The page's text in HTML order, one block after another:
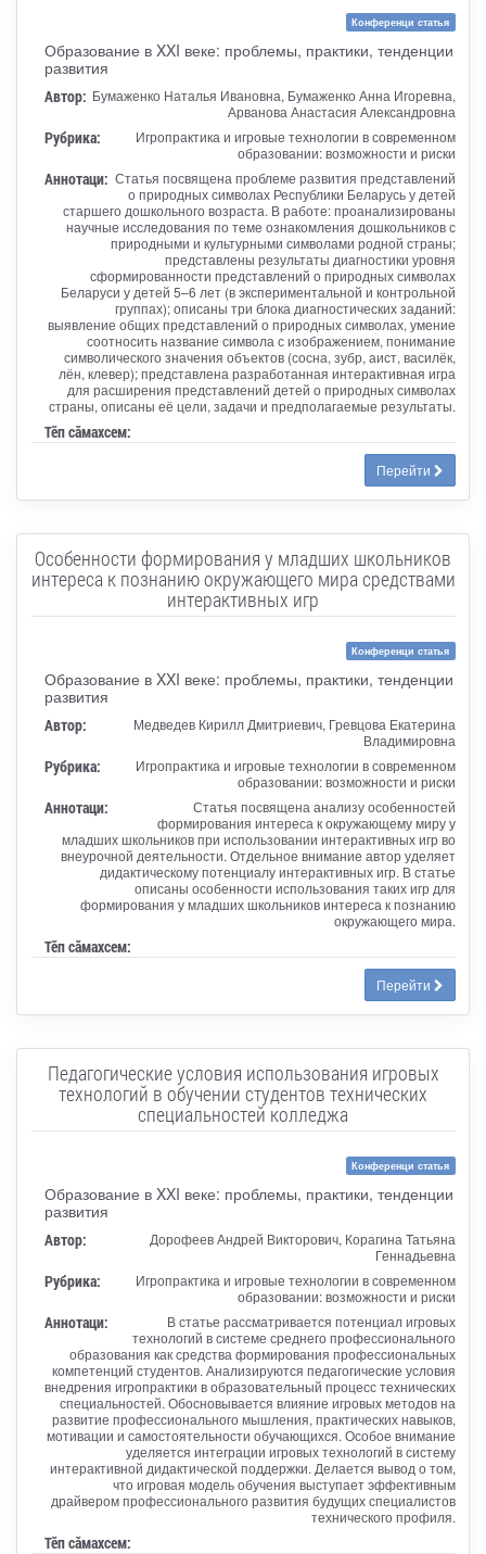
Конференци статья
Образование в XXI веке: проблемы, практики, тенденции
развития
Автор: Бумаженко Наталья Ивановна, Бумаженко Анна Игоревна,
Арванова Анастасия Александровна
Рубрика:
Игропрактика и игровые технологии в современном
образовании: возможности и риски
Аннотаци: Статья посвящена проблеме развития представлений
о природных символах Республики Беларусь у детей
старшего дошкольного возраста. В работе: проанализированы
научные исследования по теме ознакомления дошкольников с
природными и культурными символами родной страны;
представлены результаты диагностики уровня
сформированности представлений о природных символах
Беларуси у детей 5–6 лет (в экспериментальной и контрольной
группах); описаны три блока диагностических заданий:
выявление общих представлений о природных символах, умение
соотносить название символа с изображением, понимание
символического значения объектов (сосна, зубр, аист, василёк,
лён, клевер); представлена разработанная интерактивная игра
для расширения представлений детей о природных символах
страны, описаны её цели, задачи и предполагаемые результаты.
Тӗп сӑмахсем:
Перейти
Особенности формирования у младших школьников
интереса к познанию окружающего мира средствами
интерактивных игр
Конференци статья
Образование в XXI веке: проблемы, практики, тенденции
развития
Автор:
Медведев Кирилл Дмитриевич, Гревцова Екатерина
Владимировна
Рубрика:
Игропрактика и игровые технологии в современном
образовании: возможности и риски
Аннотаци:
Статья посвящена анализу особенностей
формирования интереса к окружающему миру у
младших школьников при использовании интерактивных игр во
внеурочной деятельности. Отдельное внимание автор уделяет
дидактическому потенциалу интерактивных игр. В статье
описаны особенности использования таких игр для
формирования у младших школьников интереса к познанию
окружающего мира.
Тӗп сӑмахсем:
Перейти
Педагогические условия использования игровых
технологий в обучении студентов технических
специальностей колледжа
Конференци статья
Образование в XXI веке: проблемы, практики, тенденции
развития
Автор:
Дорофеев Андрей Викторович, Корагина Татьяна
Геннадьевна
Рубрика:
Игропрактика и игровые технологии в современном
образовании: возможности и риски
Аннотаци:
В статье рассматривается потенциал игровых
технологий в системе среднего профессионального
образования как средства формирования профессиональных
компетенций студентов. Анализируются педагогические условия
внедрения игропрактики в образовательный процесс технических
специальностей. Обосновывается влияние игровых методов на
развитие профессионального мышления, практических навыков,
мотивации и самостоятельности обучающихся. Особое внимание
уделяется интеграции игровых технологий в систему
интерактивной дидактической поддержки. Делается вывод о том,
что игровая модель обучения выступает эффективным
драйвером профессионального развития будущих специалистов
технического профиля.
Тӗп сӑмахсем: